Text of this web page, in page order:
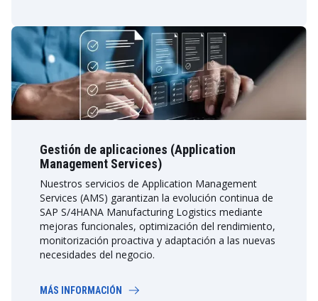
Gestión de aplicaciones (Application
Management Services)
Nuestros servicios de Application Management
Services (AMS) garantizan la evolución continua de
SAP S/4HANA Manufacturing Logistics mediante
mejoras funcionales, optimización del rendimiento,
monitorización proactiva y adaptación a las nuevas
necesidades del negocio.
MÁS INFORMACIÓN